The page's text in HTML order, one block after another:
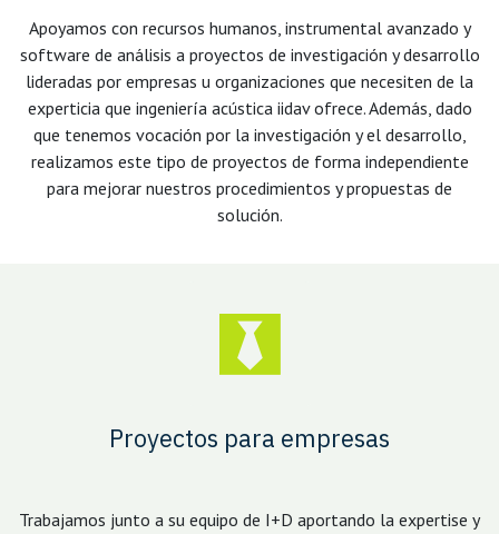
Apoyamos con recursos humanos, instrumental avanzado y
software de análisis a proyectos de investigación y desarrollo
lideradas por empresas u organizaciones que necesiten de la
experticia que ingeniería acústica iidav ofrece. Además, dado
que tenemos vocación por la investigación y el desarrollo,
realizamos este tipo de proyectos de forma independiente
para mejorar nuestros procedimientos y propuestas de
solución.
Proyectos para empresas
Trabajamos junto a su equipo de I+D aportando la expertise y